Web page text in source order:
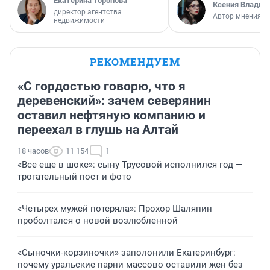
директор агентства
недвижимости
Ксения
Автор мнения
РЕКОМЕНДУЕМ
«С гордостью говорю, что я
деревенский»: зачем северянин
оставил нефтяную компанию и
переехал в глушь на Алтай
18 часов 11 154 1
«Все еще в шоке»: сыну Трусовой исполнился год —
трогательный пост и фото
«Четырех мужей потеряла»: Прохор Шаляпин
проболтался о новой возлюбленной
«Сыночки-корзиночки» заполонили Екатеринбург:
почему уральские парни массово оставили жен без